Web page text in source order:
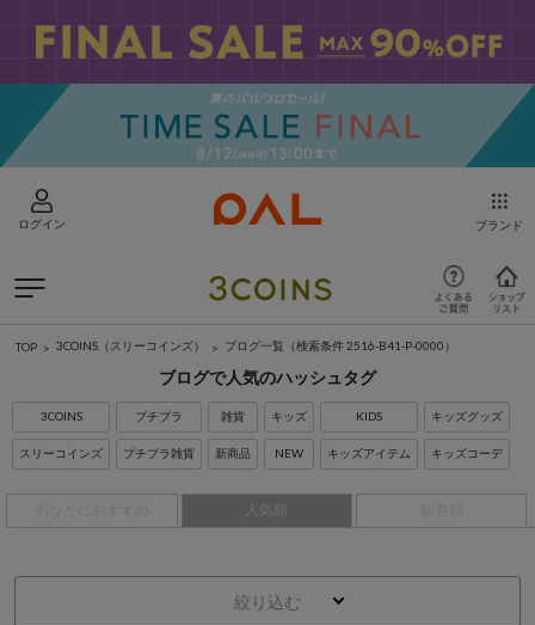
ログイン ブランド
TOP 3COINS（スリーコインズ） ブログ一覧 （検索条件 2516-B41-P-0000）
ブログで人気のハッシュタグ
3COINS
スリーコインズ
プチプラ
プチプラ雑貨
雑貨
新商品
キッズ
NEW
KIDS
キッズアイテム
キッズグッズ
キッズコーデ
人気順
絞り込む